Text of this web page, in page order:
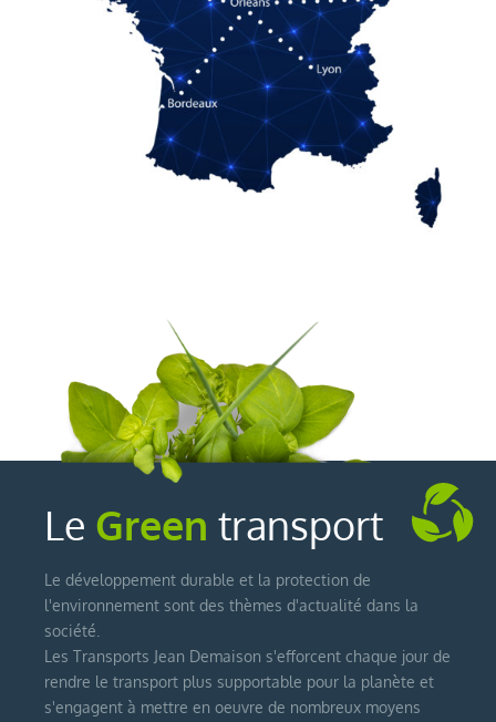
Le Green transport
Le développement durable et la protection de
l'environnement sont des thèmes d'actualité dans la
société.
Les Transports Jean Demaison s'efforcent chaque jour de
rendre le transport plus supportable pour la planète et
s'engagent à mettre en oeuvre de nombreux moyens